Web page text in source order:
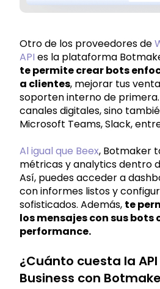
Otro de los proveedores de
API es la plataforma
te permite crear bots
a clientes, mejorar tus
soporten interno de
canales digitales, sino
Microsoft Teams, Slack,
Al igual que Beex, Botmaker
métricas y analytics dentro
Así, puedes acceder a
con informes listos y
sofisticados. Además, te
los mensajes con sus bots
performance.
¿Cuánto cuesta la
Business con